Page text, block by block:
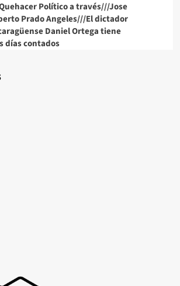
Político a través///Jose
Prado Angeles///El dictador
Daniel Ortega tiene
días contados